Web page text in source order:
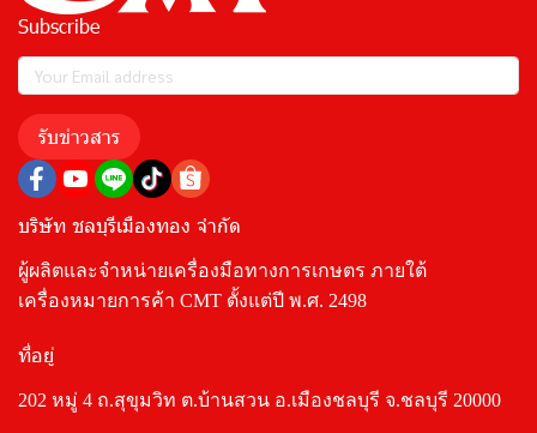
Subscribe
รับข่าวสาร
บริษัท ชลบุรีเมืองทอง จำกัด
ผู้ผลิตและจำหน่ายเครื่องมือทางการเกษตร ภายใต้
เครื่องหมายการค้า CMT ตั้งแต่ปี พ.ศ. 2498
ที่อยู่
202 หมู่ 4 ถ.สุขุมวิท ต.บ้านสวน อ.เมืองชลบุรี จ.ชลบุรี 20000